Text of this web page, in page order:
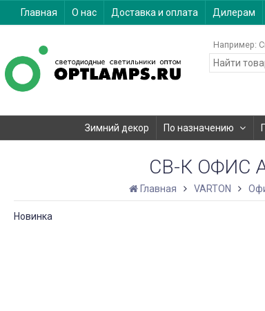
Главная О нас Доставка и оплата Дилерам
Например:
Зимний декор По назначению
СВ-К ОФИС
Главная VARTON
Новинка